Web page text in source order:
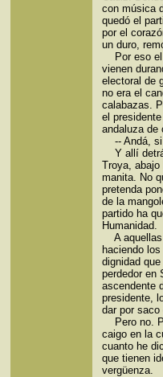
con música
quedó el
por el
un duro,
Por eso el
vienen
electoral de
no era el
calabazas.
el
andaluza de
-- Andá, si
Y allí
Troya,
manita. No
pretenda
de la
partido ha
Humanidad.
A aquellas
haciendo
dignidad
perdedor en
ascendente
presidente,
dar por
Pero no.
caigo en la
cuanto he
que tienen
vergüenza.